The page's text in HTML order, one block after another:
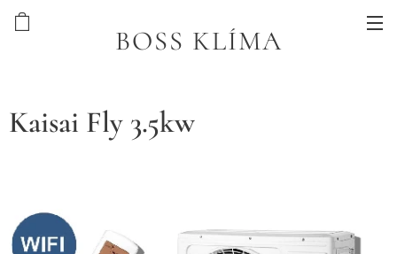
BOSS KLÍMA
Kaisai Fly 3.5kw